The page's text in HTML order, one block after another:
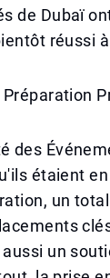
de Dubaï
réussi
des
étaient
un
un